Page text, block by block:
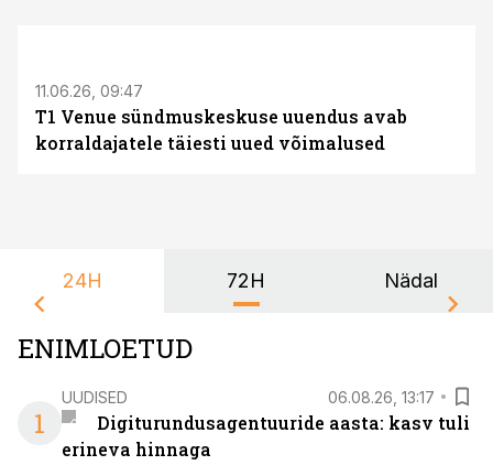
11.06.26, 09:47
T1 Venue sündmuskeskuse uuendus avab
korraldajatele täiesti uued võimalused
24H 72H Nädal
ENIMLOETUD
1
UUDISED 06.08.26, 13:17
Digiturundusagentuuride aasta: kasv tuli
erineva hinnaga